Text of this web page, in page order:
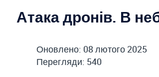
Атака дронів. В
Оновлено: 08 лютого 2025
Перегляди: 540